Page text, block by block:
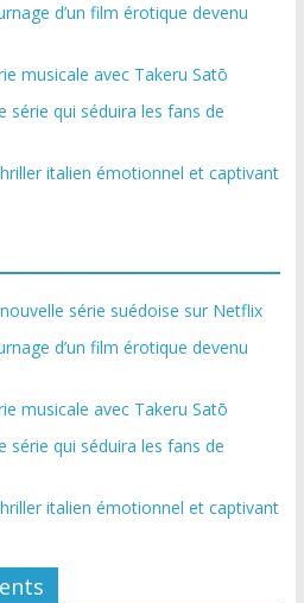
d’un film érotique devenu
musicale avec Takeru Satō
série qui séduira les fans de
italien émotionnel et captivant
série suédoise sur Netflix
d’un film érotique devenu
musicale avec Takeru Satō
série qui séduira les fans de
italien émotionnel et captivant